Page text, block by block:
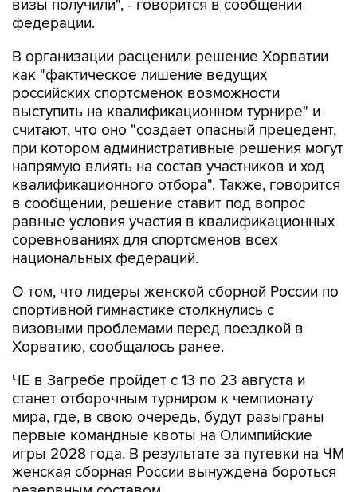
В организации расценили решение Хорватии
российских спортсменок возможности
выступить на квалификационном турнире" и
считают, что оно "создает опасный прецедент,
при котором административные решения могут
напрямую влиять на состав участников и ход
квалификационного отбора". Также, говорится
в сообщении, решение ставит под вопрос
равные условия участия в квалификационных
соревнованиях для спортсменов всех
национальных федераций.
О том, что лидеры женской сборной России по
визовыми проблемами перед поездкой в
Хорватию, сообщалось ранее.
ЧЕ в Загребе пройдет с 13 по 23 августа и
мира, где, в свою очередь, будут разыграны
первые командные квоты на Олимпийские
игры 2028 года. В результате за путевки на ЧМ
женская сборная России вынуждена бороться
резервным составом.